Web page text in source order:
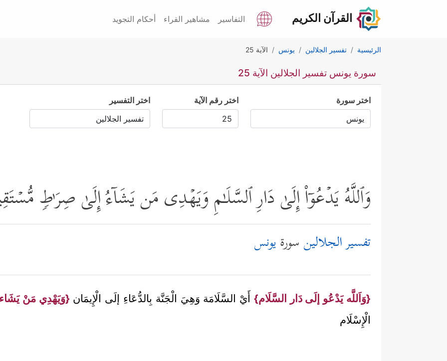
القرآن الكريم التفاسير مشاهير القراء أحكام التجويد
الرئيسية تفسير الجلالين يونس الآية 25
سورة يونس تفسير الجلالين الآية 25
اختر سورة اختر رقم الآية اختر التفسير
وَٱللَّهُ یَدۡعُوۤاْ إِلَىٰ دَارِ ٱلسَّلَـٰمِ وَیَهۡدِی مَن یَشَاۤءُ إِلَىٰ صِرَ ٰ⁠طࣲ
تفسير الجلالين سورةيونس
{وَاَللَّه يَدْعُو إلَى دَار السَّلَام} أَيْ السَّلَامَة وَهِيَ الْجَنَّة بِالدُّعَاءِ إلَى الْإِيمَان {وَيَهْدِي مَنْ
الْإِسْلَام